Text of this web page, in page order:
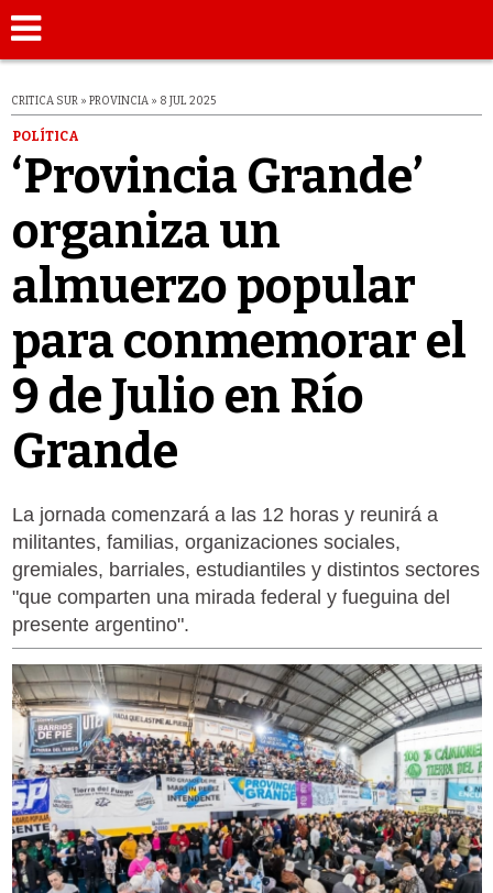
CRITICA SUR » PROVINCIA » 8 JUL 2025
POLÍTICA
‘Provincia Grande’
organiza un
almuerzo popular
para conmemorar el
9 de Julio en Río
Grande
La jornada comenzará a las 12 horas y reunirá a
militantes, familias, organizaciones sociales,
gremiales, barriales, estudiantiles y distintos sectores
"que comparten una mirada federal y fueguina del
presente argentino".